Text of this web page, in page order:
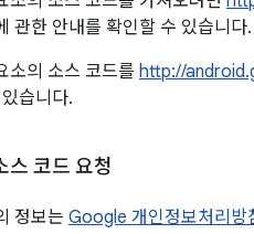
관한 안내를 확인할 수 있습니다.
소의 소스 코드를 http://
습니다.
스 코드 요청
정보는 Google 개인정보처리방